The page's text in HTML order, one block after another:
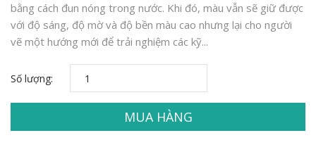
bằng cách đun nóng trong nước. Khi đó, màu vẫn sẽ giữ được
với độ sáng, độ mờ và độ bền màu cao nhưng lại cho người
vẽ một hướng mới để trải nghiệm các kỹ...
Số lượng:
MUA HÀNG